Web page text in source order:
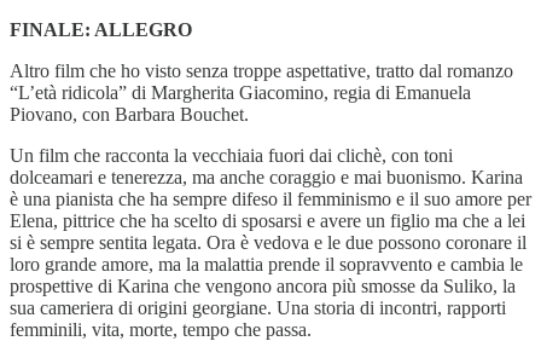
FINALE: ALLEGRO
Altro film che ho visto senza troppe aspettative, tratto dal romanzo
“L’età ridicola” di Margherita Giacomino, regia di Emanuela
Piovano, con Barbara Bouchet.
Un film che racconta la vecchiaia fuori dai clichè, con toni
dolceamari e tenerezza, ma anche coraggio e mai buonismo. Karina
è una pianista che ha sempre difeso il femminismo e il suo amore per
Elena, pittrice che ha scelto di sposarsi e avere un figlio ma che a lei
si è sempre sentita legata. Ora è vedova e le due possono coronare il
loro grande amore, ma la malattia prende il sopravvento e cambia le
prospettive di Karina che vengono ancora più smosse da Suliko, la
sua cameriera di origini georgiane. Una storia di incontri, rapporti
femminili, vita, morte, tempo che passa.